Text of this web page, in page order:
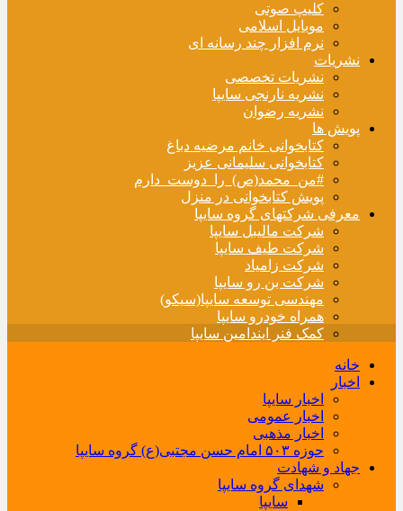
کلیپ صوتی
موبایل اسلامی
نرم افزار چند رسانه ای
نشریات
نشریات تخصصی
نشریه نارنجی سایپا
نشریه رضوان
پویش ها
کتابخوانی خانم مرضیه دباغ
کتابخوانی سلیمانی عزیز
#من_محمد(ص)_را_دوست_دارم
پویش کتابخوانی در منزل
معرفی شرکتهای گروه سایپا
شرکت مالیبل سایپا
شرکت طیف سایپا
شرکت زامیاد
شرکت بن رو سایپا
مهندسی توسعه سایپا(سیکو)
همراه خودرو سایپا
کمک فنر ایندامین سایپا
خانه
اخبار
اخبار سایپا
اخبار عمومی
اخبار مذهبی
حوزه ۵۰۳ امام حسن مجتبی(ع) گروه سایپا
جهاد و شهادت
شهدای گروه سایپا
سایپا